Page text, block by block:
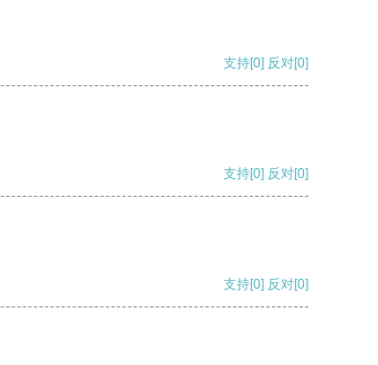
支持[0] 反对[0]
支持[0] 反对[0]
支持[0] 反对[0]